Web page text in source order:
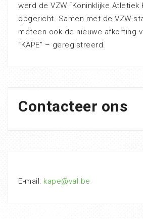
werd de VZW “Koninklijke Atletiek
opgericht. Samen met de VZW-
meteen ook de nieuwe afkorting
“KAPE” – geregistreerd.
Contacteer ons
E-mail: kape@val.be